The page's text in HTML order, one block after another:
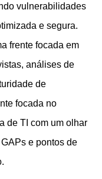
vulnerabilidades
e segura.
frente focada em
análises de
de
focada no
de TI com um olhar
e pontos de